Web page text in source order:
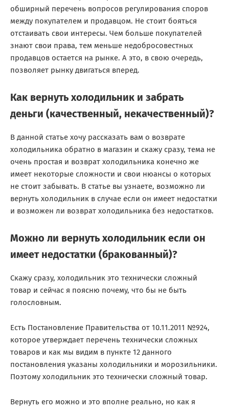
обширный перечень вопросов регулирования споров
между покупателем и продавцом. Не стоит бояться
отстаивать свои интересы. Чем больше покупателей
знают свои права, тем меньше недобросовестных
продавцов остается на рынке. А это, в свою очередь,
позволяет рынку двигаться вперед.
Как вернуть холодильник и забрать
деньги (качественный, некачественный)?
В данной статье хочу рассказать вам о возврате
холодильника обратно в магазин и скажу сразу, тема не
очень простая и возврат холодильника конечно же
имеет некоторые сложности и свои нюансы о которых
не стоит забывать. В статье вы узнаете, возможно ли
вернуть холодильник в случае если он имеет недостатки
и возможен ли возврат холодильника без недостатков.
Можно ли вернуть холодильник если он
имеет недостатки (бракованный)?
Скажу сразу, холодильник это технически сложный
товар и сейчас я поясню почему, что бы не быть
голословным.
Есть Постановление Правительства от 10.11.2011 №924,
которое утверждает перечень технически сложных
товаров и как мы видим в пункте 12 данного
постановления указаны холодильники и морозильники.
Поэтому холодильник это технически сложный товар.
Вернуть его можно и это вполне реально, но как я